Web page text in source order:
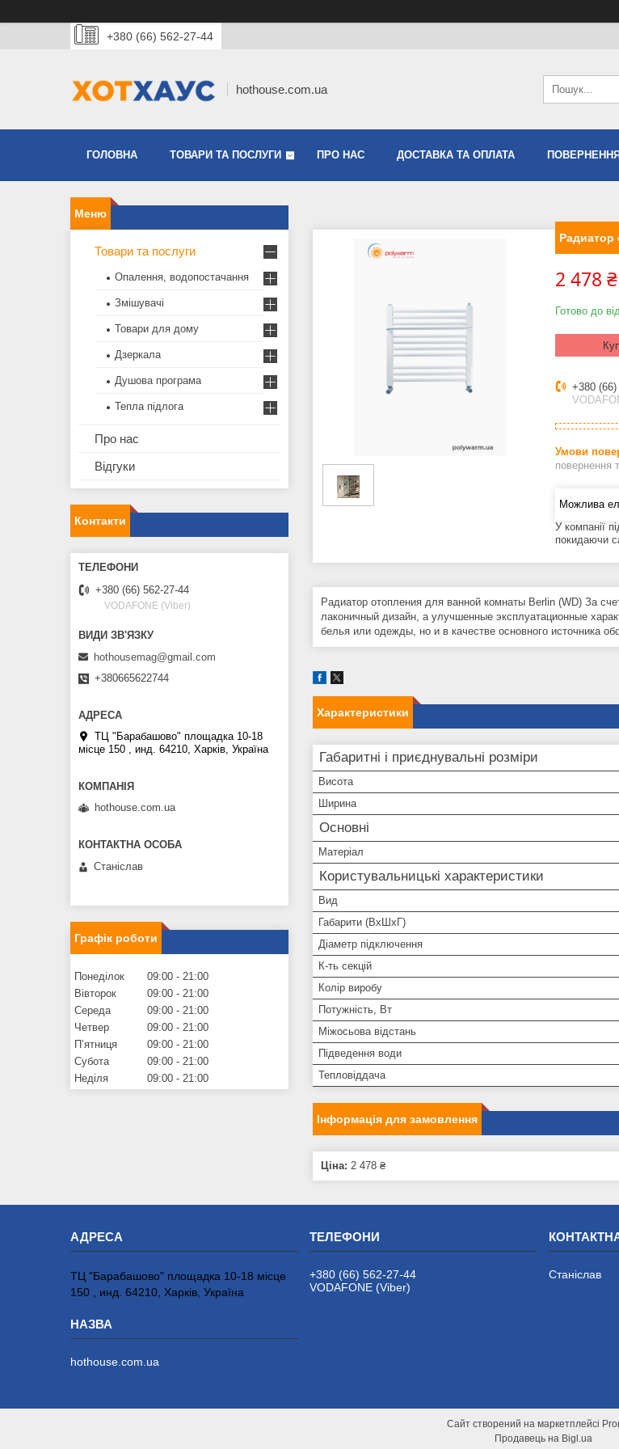
+380 (66) 562-27-44
hothouse.com.ua
ГОЛОВНА ТОВАРИ ТА ПОСЛУГИ ПРО НАС ДОСТАВКА ТА ОПЛАТА
Радиатор
2 478 ₴
Готово до
+380
повернення
У компанії
покидаючи
Радиатор отопления для ванной комнаты Berlin (WD) За
лаконичный дизайн, а улучшенные эксплуатационные
белья или одежды, но и в качестве основного источника
Характеристики
Габаритні і приєднувальні розміри
Висота
Ширина
Основні
Матеріал
Користувальницькі характеристики
Вид
Габарити (ВхШхГ)
Діаметр підключення
К-ть секцій
Колір виробу
Потужність, Вт
Міжосьова відстань
Підведення води
Тепловіддача
Інформація для замовлення
Ціна: 2 478 ₴
Товари та послуги
Опалення, водопостачання
Змішувачі
Товари для дому
Дзеркала
Душова програма
Тепла підлога
Про нас
Відгуки
Контакти
+380 (66) 562-27-44
VODAFONE (Viber)
hothousemag@gmail.com
+380665622744
ТЦ "Барабашово" площадка 10-18
місце 150 , инд. 64210, Харків, Україна
hothouse.com.ua
Станіслав
Графік роботи
Понеділок 09:00
21:00
Вівторок
09:00
21:00
Середа
09:00
21:00
Четвер
09:00
21:00
Пʼятниця
09:00
21:00
Субота
09:00
21:00
Неділя
09:00 21:00
ТЦ "Барабашово" площадка 10-18 місце
150 , инд. 64210, Харків, Україна
hothouse.com.ua
+380 (66) 562-27-44
VODAFONE (Viber)
Станіслав
Сайт створений на маркетплейсі
Продавець на Bigl.ua